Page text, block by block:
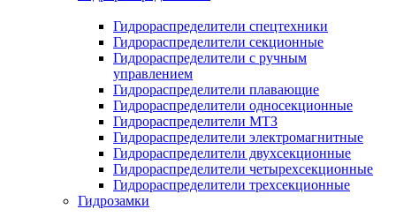
Гидрораспределители спецтехники
Гидрораспределители секционные
Гидрораспределители с ручным
управлением
Гидрораспределители плавающие
Гидрораспределители односекционные
Гидрораспределители МТЗ
Гидрораспределители электромагнитные
Гидрораспределители двухсекционные
Гидрораспределители четырехсекционные
Гидрораспределители трехсекционные
Гидрозамки